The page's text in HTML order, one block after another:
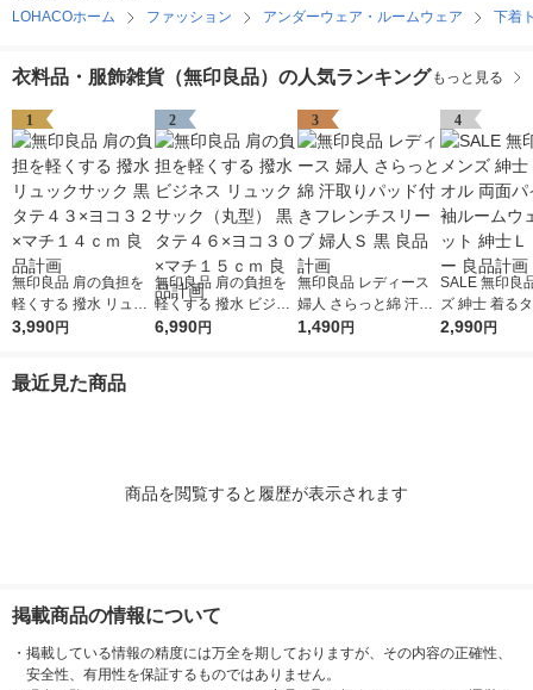
LOHACOホーム ファッション アンダーウェア・ルームウェア 下着
衣料品・服飾雑貨（無印良品）の人気ランキング もっと見る
1
無印良品 肩の負担を
軽くする 撥水 リュッ
クサック 黒 タテ４３
3,990円
2
無印良品 肩の負担を
軽くする 撥水 ビジネ
ス リュックサック
6,990円
3
無印良品 レディース
婦人 さらっと綿 汗取
りパッド付きフレンチ
1,490円
4
SALE 無印良品 メン
ズ 紳士 着る
面パイル 半袖
2,990円
最近見た商品
商品を閲覧すると履歴が表示されます
掲載商品の情報について
・ 掲載している情報の精度には万全を期しておりますが、その内容の正確性、
安全性、有用性を保証するものではありません。